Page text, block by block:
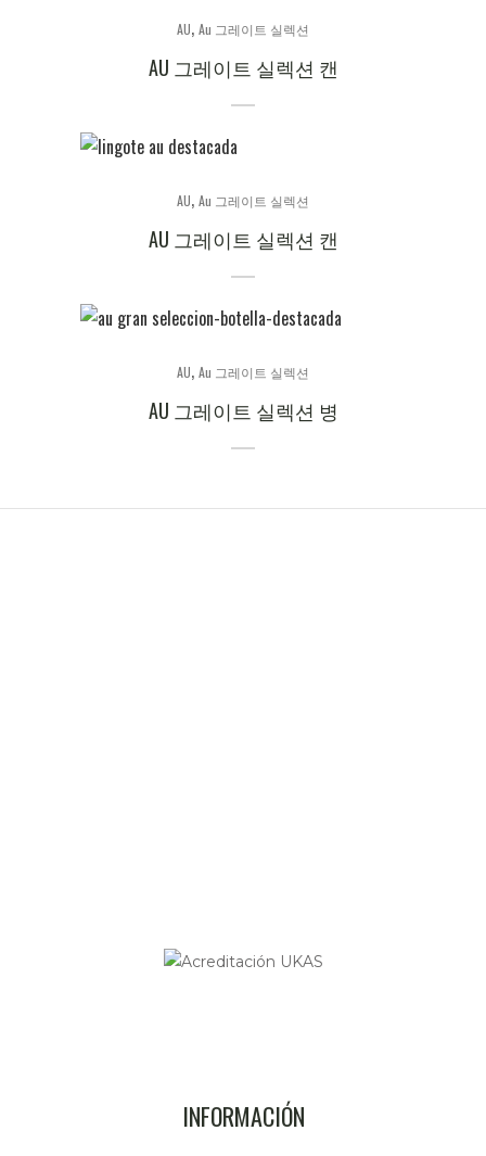
AU, Au 그레이트 실렉션
AU 그레이트 실렉션 캔
AU, Au 그레이트 실렉션
AU 그레이트 실렉션 캔
AU, Au 그레이트 실렉션
AU 그레이트 실렉션 병
INFORMACIÓN